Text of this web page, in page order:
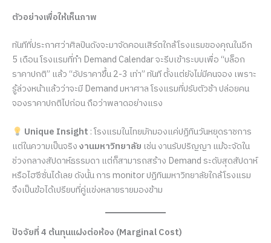
ตัวอย่างเพื่อให้เห็นภาพ
ทันทีที่ประกาศว่าศิลปินดังจะมาจัดคอนเสิร์ตใกล้โรงแรมของคุณในอีก
5 เดือน โรงแรมที่ทำ Demand Calendar จะรีบเข้าระบบเพื่อ “บล็อก
ราคาปกติ” แล้ว “อัปราคาขึ้น 2-3 เท่า” ทันที ตั้งแต่ยังไม่มีคนจอง เพราะ
รู้ล่วงหน้าแล้วว่าจะมี Demand มหาศาล โรงแรมที่ปรับตัวช้า ปล่อยคน
จองราคาปกติไปก่อน ถือว่าพลาดอย่างแรง
Unique Insight : โรงแรมในไทยมักมองแค่ปฏิทินวันหยุดราชการ
แต่ในความเป็นจริงงานมหาวิทยาลัย เช่น งานรับปริญญา แม้จะจัดใน
ช่วงกลางสัปดาห์ธรรมดา แต่ก็สามารถสร้าง Demand ระดับสุดสัปดาห์
หรือไฮซีซั่นได้เลย ดังนั้น การ monitor ปฏิทินมหาวิทยาลัยใกล้โรงแรม
จึงเป็นข้อได้เปรียบที่คู่แข่งหลายรายมองข้าม
ปัจจัยที่ 4 ต้นทุนแฝงต่อห้อง (Marginal Cost)